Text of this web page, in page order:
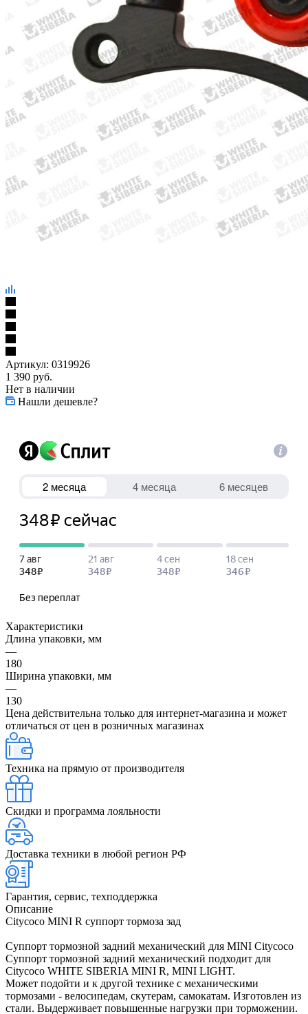
Артикул: 0319926
1 390 руб.
Нет в наличии
Нашли дешевле?
Характеристики
Длина упаковки, мм
—
180
Ширина упаковки, мм
—
130
Цена действительна только для интернет-магазина и может
отличаться от цен в розничных магазинах
Техника на прямую от производителя
Скидки и программа лояльности
Доставка техники в любой регион РФ
Гарантия, сервис, техподдержка
Описание
Citycoco MINI R суппорт тормоза зад
Суппорт тормозной задний механический для MINI Citycoco
Суппорт тормозной задний механический подходит для
Citycoco WHITE SIBERIA MINI R, MINI LIGHT.
Может подойти и к другой технике с механическими
тормозами - велосипедам, скутерам, самокатам. Изготовлен из
стали. Выдерживает повышенные нагрузки при торможении.